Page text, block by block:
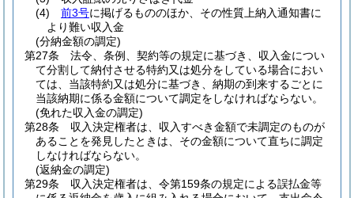
(4)
前3号に掲げるもののほか、その性質上納入通知書に
より難い収入金
(分納金額の調定)
第27条
法令、条例、契約等の規定に基づき、収入金につい
て分割して納付させる特約又は処分をしている場合におい
ては、当該特約又は処分に基づき、納期の到来するごとに
当該納期に係る金額について調定をしなければならない。
(免れた収入金の調定)
第28条
収入決定権者は、収入すべき金額で未調定のものが
あることを発見したときは、その金額について直ちに調定
しなければならない。
(返納金の調定)
第29条
収入決定権者は、令第159条の規定による誤払金等